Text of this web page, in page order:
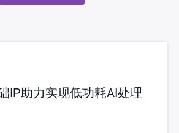
IP助力实现低功耗AI处理